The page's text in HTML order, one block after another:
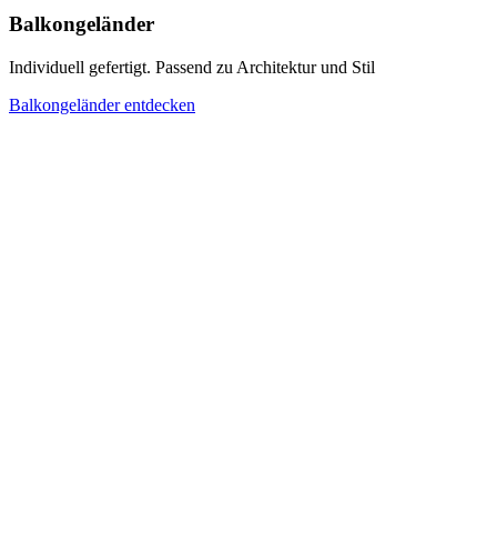
Balkongeländer
Individuell gefertigt. Passend zu Architektur und Stil
Balkongeländer entdecken